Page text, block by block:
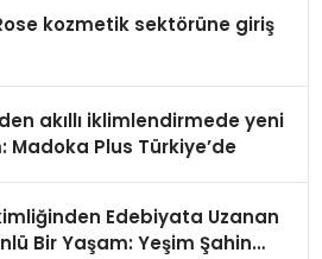
kozmetik sektörüne giriş
akıllı iklimlendirmede yeni
Madoka Plus Türkiye’de
Edebiyata Uzanan
Bir Yaşam: Yeşim Şahin